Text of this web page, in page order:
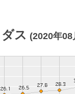
ス (2020年08